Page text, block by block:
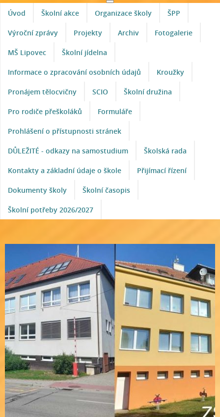
Úvod Školní akce Organizace školy ŠPP
Výroční zprávy Projekty Archiv Fotogalerie
MŠ Lipovec Školní jídelna
Informace o zpracování osobních údajů Kroužky
Pronájem tělocvičny SCIO Školní družina
Pro rodiče přeškoláků Formuláře
Prohlášení o přístupnosti stránek
DŮLEŽITÉ - odkazy na samostudium Školská rada
Kontakty a základní údaje o škole Přijímací řízení
Dokumenty školy Školní časopis
Školní potřeby 2026/2027